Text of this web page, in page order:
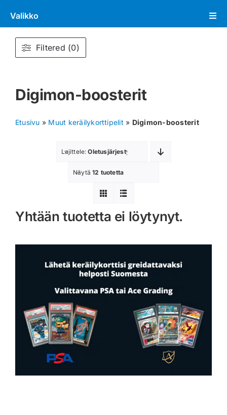
Valikko
Pokémon
Tarvikkeet
Rip & Ship
Greidauspalvelu
Digimon-boosterit
Etusivu » Muut keräilykorttipelit » Digimon-boosterit
Lajittele:Oletusjärjestys
Näytä12 tuotetta
Yhtään tuotetta ei löytynyt.
Filtered (0)